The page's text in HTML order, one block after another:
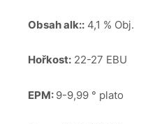
Obsah alk:: 4,1 % Obj.
Hořkost: 22-27 EBU
EPM: 9-9,99 ° plato